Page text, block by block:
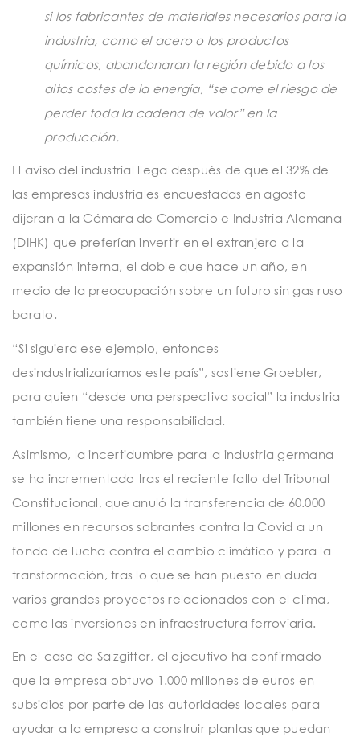
si los fabricantes de materiales necesarios para la
industria, como el acero o los productos
químicos, abandonaran la región debido a los
altos costes de la energía, “se corre el riesgo de
perder toda la cadena de valor” en la
producción.
El aviso del industrial llega después de que el 32% de
las empresas industriales encuestadas en agosto
dijeran a la Cámara de Comercio e Industria Alemana
(DIHK) que preferían invertir en el extranjero a la
expansión interna, el doble que hace un año, en
medio de la preocupación sobre un futuro sin gas ruso
barato.
“Si siguiera ese ejemplo, entonces
desindustrializaríamos este país”, sostiene Groebler,
para quien “desde una perspectiva social” la industria
también tiene una responsabilidad.
Asimismo, la incertidumbre para la industria germana
se ha incrementado tras el reciente fallo del Tribunal
Constitucional, que anuló la transferencia de 60.000
millones en recursos sobrantes contra la Covid a un
fondo de lucha contra el cambio climático y para la
transformación, tras lo que se han puesto en duda
varios grandes proyectos relacionados con el clima,
como las inversiones en infraestructura ferroviaria.
En el caso de Salzgitter, el ejecutivo ha confirmado
que la empresa obtuvo 1.000 millones de euros en
subsidios por parte de las autoridades locales para
ayudar a la empresa a construir plantas que puedan